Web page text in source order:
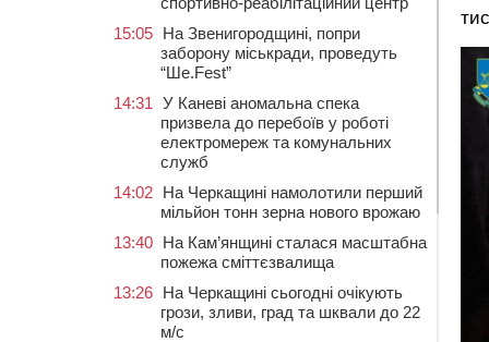
15:05 На Звенигородщині, попри
заборону міськради, проведуть
“Ше.Fest”
14:31 У Каневі аномальна спека
призвела до перебоїв у роботі
електромереж та комунальних
служб
14:02 На Черкащині намолотили перший
мільйон тонн зерна нового врожаю
13:40 На Кам’янщині сталася масштабна
пожежа сміттєзвалища
13:26 На Черкащині сьогодні очікують
грози, зливи, град та шквали до 22
м/с